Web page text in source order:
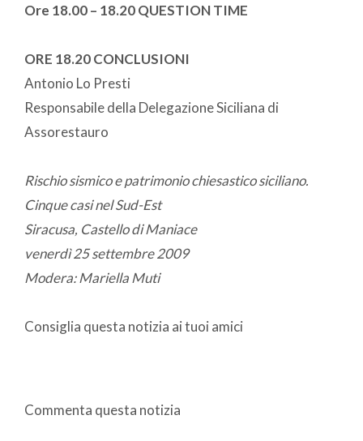
Ore 18.00 – 18.20 QUESTION TIME
ORE 18.20 CONCLUSIONI
Antonio Lo Presti
Responsabile della Delegazione Siciliana di
Assorestauro
Rischio sismico e patrimonio chiesastico siciliano.
Cinque casi nel Sud-Est
Siracusa, Castello di Maniace
venerdì 25 settembre 2009
Modera: Mariella Muti
Consiglia questa notizia ai tuoi amici
Commenta questa notizia